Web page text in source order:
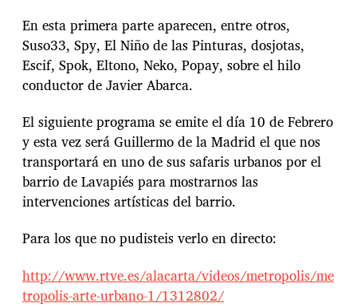
En esta primera parte aparecen, entre otros,
Suso33, Spy, El Niño de las Pinturas, dosjotas,
Escif, Spok, Eltono, Neko, Popay, sobre el hilo
conductor de Javier Abarca.
El siguiente programa se emite el día 10 de Febrero
y esta vez será Guillermo de la Madrid el que nos
transportará en uno de sus safaris urbanos por el
barrio de Lavapiés para mostrarnos las
intervenciones artísticas del barrio.
Para los que no pudisteis verlo en directo:
http://www.rtve.es/alacarta/videos/metropolis/me
tropolis-arte-urbano-1/1312802/